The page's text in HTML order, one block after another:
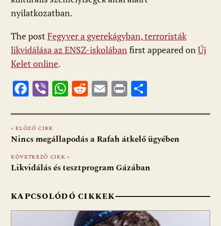
nyilatkozatban.
The post Fegyver a gyerekágyban, terroristák
likvidálása az ENSZ-iskolábanfirst appeared onÚj
Kelet online.
F
e
b
o
o
Vi
er
W
at
s
A
p
R
d
di
E
ai
l
Pr
t za
m
g
« ELŐZŐ CIKK
Nincs megállapodás a Rafah átkelő ügyében
KÖVETKEZŐ CIKK »
Likvidálás és tesztprogram Gázában
KAPCSOLÓDÓ CIKKEK